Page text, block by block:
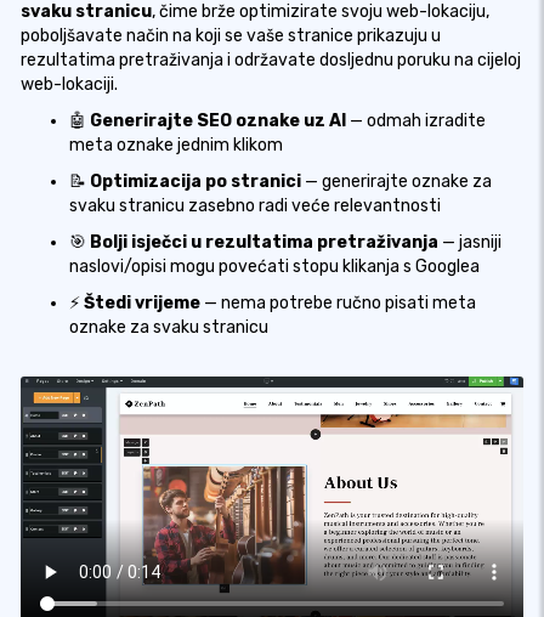
svaku stranicu, čime brže optimizirate svoju web-lokaciju,
poboljšavate način na koji se vaše stranice prikazuju u
rezultatima pretraživanja i održavate dosljednu poruku na cijeloj
web-lokaciji.
🤖 Generirajte SEO oznake uz AI — odmah izradite
meta oznake jednim klikom
📝 Optimizacija po stranici — generirajte oznake za
svaku stranicu zasebno radi veće relevantnosti
🎯 Bolji isječci u rezultatima pretraživanja — jasniji
naslovi/opisi mogu povećati stopu klikanja s Googlea
⚡Štedi vrijeme — nema potrebe ručno pisati meta
oznake za svaku stranicu